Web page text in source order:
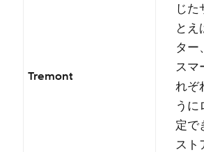
Tremont
じた
とえ
タ⁠ー⁠
スマ⁠
れぞ
うに
定で
スト